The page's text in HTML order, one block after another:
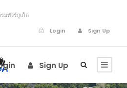
มทัวร์ภูเก็ต
Login
Sign Up
Sign Up